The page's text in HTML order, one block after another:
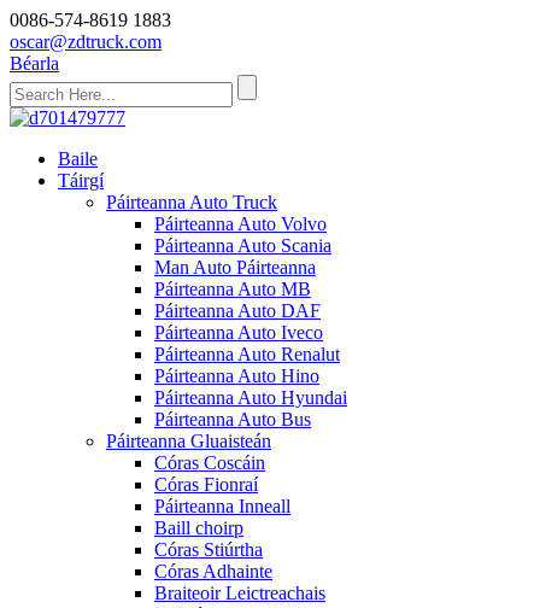
0086-574-8619 1883
oscar@zdtruck.com
Béarla
Baile
Táirgí
Páirteanna Auto Truck
Páirteanna Auto Volvo
Páirteanna Auto Scania
Man Auto Páirteanna
Páirteanna Auto MB
Páirteanna Auto DAF
Páirteanna Auto Iveco
Páirteanna Auto Renalut
Páirteanna Auto Hino
Páirteanna Auto Hyundai
Páirteanna Auto Bus
Páirteanna Gluaisteán
Córas Coscáin
Córas Fionraí
Páirteanna Inneall
Baill choirp
Córas Stiúrtha
Córas Adhainte
Braiteoir Leictreachais